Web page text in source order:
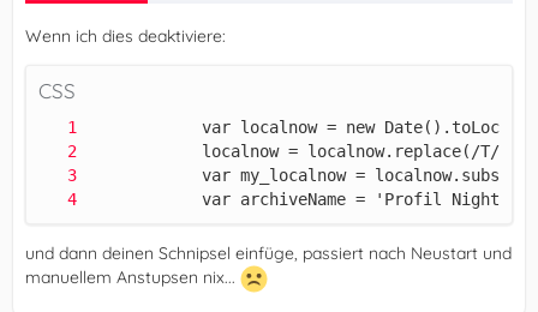
Wenn ich dies deaktiviere:
CSS
var archiveName = 'Profil Nightly
und dann deinen Schnipsel einfüge, passiert nach Neustart und
manuellem Anstupsen nix...